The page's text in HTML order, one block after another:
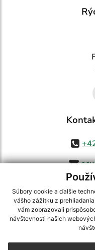
Súbory cookie a ďalšie
vášho zážitku z
vám zobrazovali
návštevnosti našich
využite možnosť
CMS systém (redakčný)